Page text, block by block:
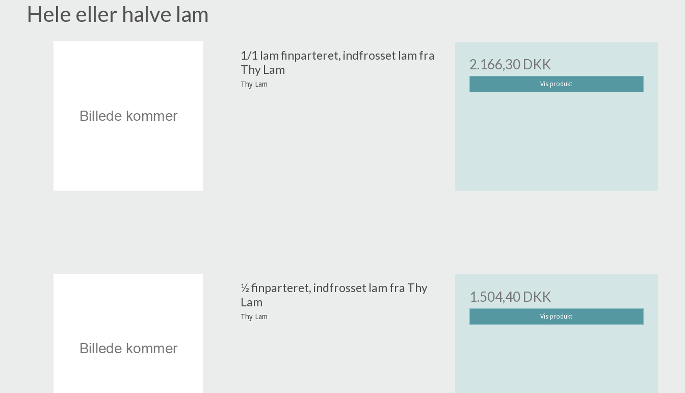
Hele eller halve lam
1/1 lam finparteret, indfrosset lam fra
Thy Lam
Thy Lam
2.166,30 DKK
Vis produkt
½ finparteret, indfrosset lam fra Thy
Lam
Thy Lam
1.504,40 DKK
Vis produkt